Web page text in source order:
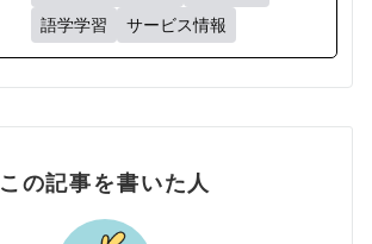
語学学習
サービス情報
この記事を書いた人